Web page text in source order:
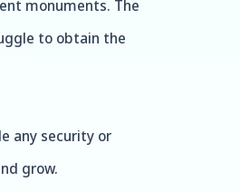
monuments. The
to obtain the
any security or
grow.